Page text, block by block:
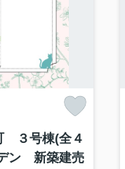
３号棟(全４
ン 新築建売